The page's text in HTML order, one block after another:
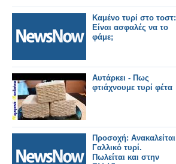
Καμένο τυρί στο τοστ:
Είναι ασφαλές να το
φάμε;
Αυτάρκει - Πως
φτιάχνουμε τυρί φέτα
Προσοχή: Aνακαλείται
Γαλλικό τυρί.
Πωλείται και στην